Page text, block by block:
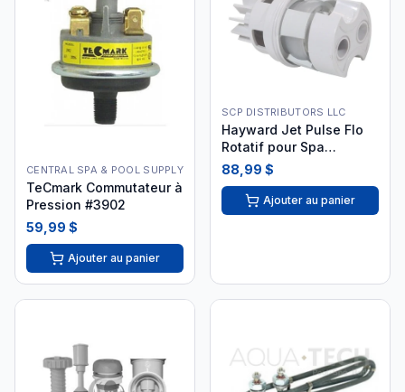
CENTRAL SPA & POOL SUPPLY
TeCmark Commutateur à
Pression #3902
59,99 $
Ajouter au panier
SCP DISTRIBUTORS LLC
Hayward Jet Pulse Flo
Rotatif pour Spa
SP1436PAKB
88,99 $
Ajouter au panier